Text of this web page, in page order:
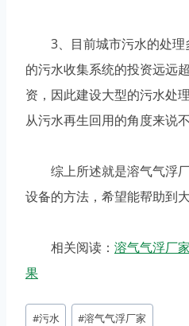
3、目前城市污水的处理
的污水收集系统的投资远远
资，因此建设大型的污水处
从污水再生回用的角度来说
综上所述就是溶气气浮厂
设备的方法，希望能帮助到
相关阅读： 溶气气浮厂
果
文
#污水 #溶气气浮厂家